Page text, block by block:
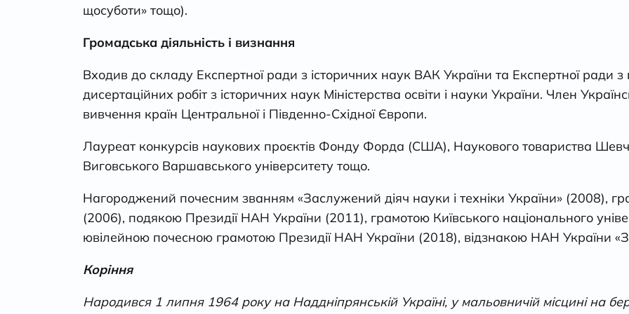
щосуботи» тощо).
Громадська діяльність і визнання
Входив до складу Експертної ради з історичних наук ВАК України та Експертної ради
дисертаційних робіт з історичних наук Міністерства освіти і науки України. Член
вивчення країн Центральної і Південно-Східної Європи.
Лауреат конкурсів наукових проєктів Фонду Форда (США), Наукового товариства
Виговського Варшавського університету тощо.
Нагороджений почесним званням «Заслужений діяч науки і техніки України» (2008),
(2006), подякою Президії НАН України (2011), грамотою Київського національного
ювілейною почесною грамотою Президії НАН України (2018), відзнакою НАН України
Коріння
Народився 1 липня 1964 року на Наддніпрянській Україні, у мальовничій місцині на